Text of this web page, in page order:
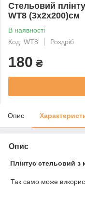
Стельовий
WT8 (3х2х200)см
В наявності
Код: WT8
Роздріб
180 ₴
Опис
Опис
Плінтус стельовий з
Так само може